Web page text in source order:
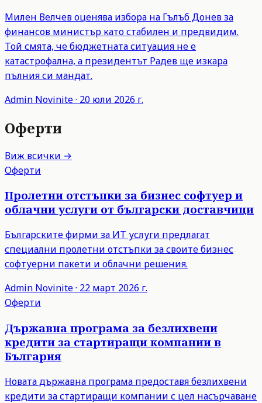
Милен Велчев оценява избора на Гълъб Донев за
финансов министър като стабилен и предвидим.
Той смята, че бюджетната ситуация не е
катастрофална, а президентът Радев ще изкара
пълния си мандат.
Admin Novinite· 20 юли 2026 г.
Оферти
Виж всички →
Оферти
Пролетни отстъпки за бизнес софтуер и
облачни услуги от български доставчици
Българските фирми за ИТ услуги предлагат
специални пролетни отстъпки за своите бизнес
софтуерни пакети и облачни решения.
Admin Novinite· 22 март 2026 г.
Оферти
Държавна програма за безлихвени
кредити за стартиращи компании в
България
Новата държавна програма предоставя безлихвени
кредити за стартиращи компании с цел насърчаване